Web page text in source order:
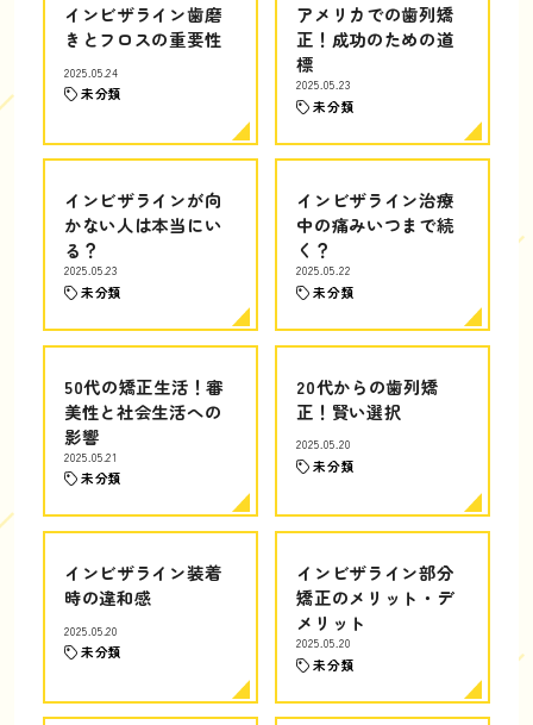
インビザライン歯磨
きとフロスの重要性
2025.05.24
未分類
アメリカでの歯列矯
正！成功のための道
標
2025.05.23
未分類
インビザラインが向
かない人は本当にい
る？
2025.05.23
未分類
インビザライン治療
中の痛みいつまで続
く？
2025.05.22
未分類
50代の矯正生活！審
美性と社会生活への
影響
2025.05.21
未分類
20代からの歯列矯
正！賢い選択
2025.05.20
未分類
インビザライン装着
時の違和感
2025.05.20
未分類
インビザライン部分
矯正のメリット・デ
メリット
2025.05.20
未分類